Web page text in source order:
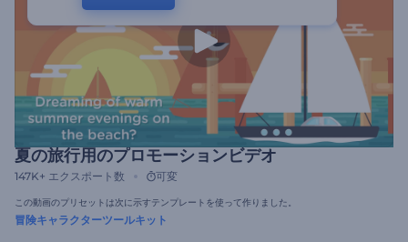
夏の旅行用のプロモーションビデオ
147K+ エクスポート数 可変
この動画のプリセットは次に示すテンプレートを使って作りました。
冒険キャラクターツールキット